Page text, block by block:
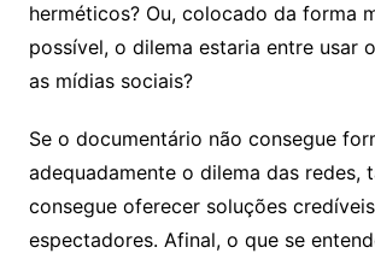
herméticos? Ou, colocado da forma
possível, o dilema estaria entre usar
as mídias sociais?
Se o documentário não consegue
adequadamente o dilema das redes,
consegue oferecer soluções
espectadores. Afinal, o que se